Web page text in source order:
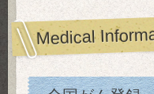
Medical